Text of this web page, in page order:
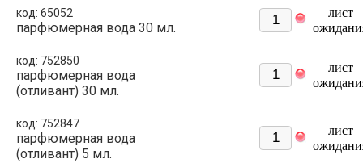
код: 65052
парфюмерная вода 30 мл.
лист
код: 752850
парфюмерная вода
(отливант) 30 мл.
лист
код: 752847
парфюмерная вода
(отливант) 5 мл.
лист